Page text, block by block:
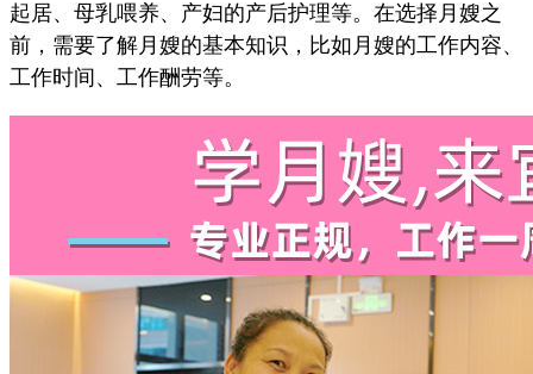
起居、母乳喂养、产妇的产后护理等。在选择月嫂之
前，需要了解月嫂的基本知识，比如月嫂的工作内容、
工作时间、工作酬劳等。